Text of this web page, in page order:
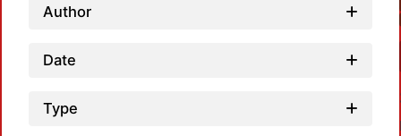
Author
Date
Type